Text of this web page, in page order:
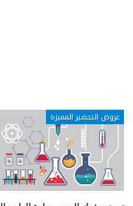
عروض التحضير المميزة